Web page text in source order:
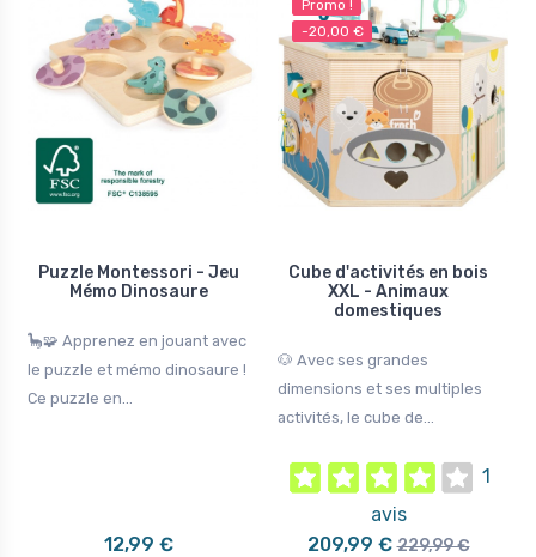
Puzzle Montessori - Jeu
Mémo Dinosaure
🦕🧩 Apprenez en jouant avec
le puzzle et mémo dinosaure !
Ce puzzle en...
12,99 €
Promo !
-20,00 €
Cube d'activités en bois
XXL - Animaux
domestiques
🐶 Avec ses grandes
dimensions et ses multiples
activités, le cube de...
1
avis
209,99 € 229,99 €